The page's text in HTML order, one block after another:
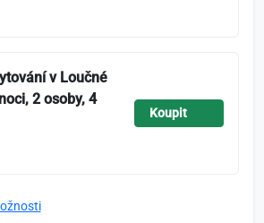
v Loučné
2 osoby, 4
Koupit